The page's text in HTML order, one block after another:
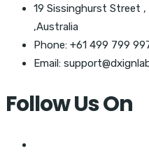
19 Sissinghurst Street
,Australia
Phone: +61 499 799
Email:
Follow Us On